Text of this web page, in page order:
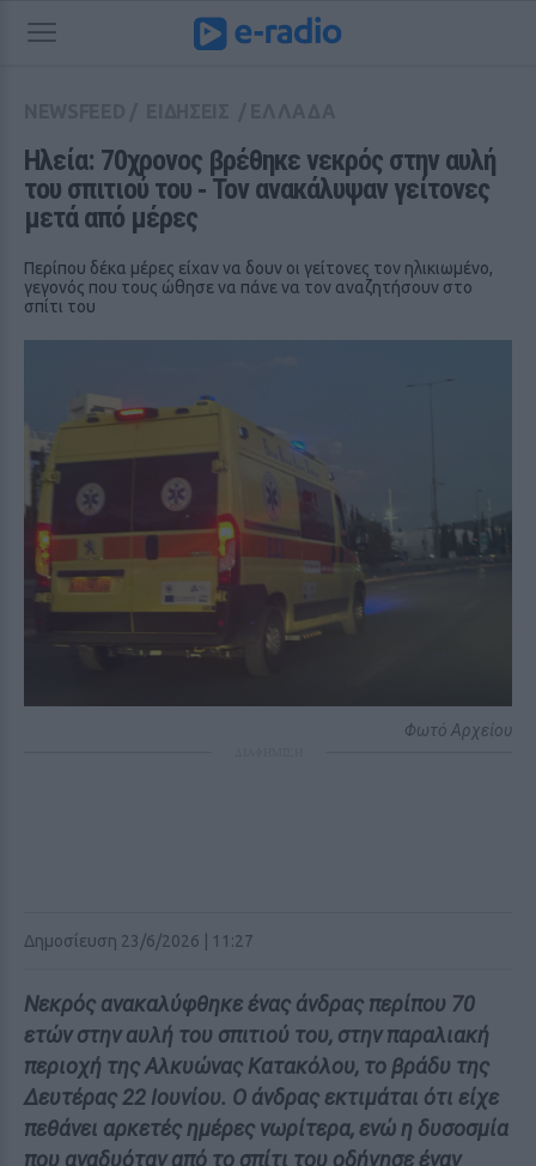
Ηλεία: 70χρονος βρέθηκε νεκρός στην αυλή
του σπιτιού του ‑ Τον ανακάλυψαν γείτονες
μετά από μέρες
Περίπου δέκα μέρες είχαν να δουν οι γείτονες τον ηλικιωμένο,
γεγονός που τους ώθησε να πάνε να τον αναζητήσουν στο
σπίτι του
Φωτό Αρχείου
Δημοσίευση 23/6/2026 | 11:27
Νεκρός ανακαλύφθηκε ένας άνδρας περίπου 70
ετών στην αυλή του σπιτιού του, στην παραλιακή
περιοχή της Αλκυώνας Κατακόλου, το βράδυ της
Δευτέρας 22 Ιουνίου. Ο άνδρας εκτιμάται ότι είχε
πεθάνει αρκετές ημέρες νωρίτερα, ενώ η δυσοσμία
που αναδυόταν από το σπίτι του οδήγησε έναν